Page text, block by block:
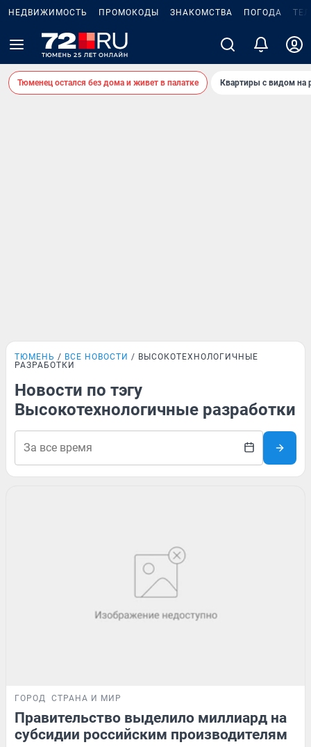
НЕДВИЖИМОСТЬ ПРОМОКОДЫ ЗНАКОМСТВА ПОГОДА
Тюменец остался без дома и живет в палатке Квартиры с видом на
ТЮМЕНЬ ВСЕ НОВОСТИ
ВЫСОКОТЕХНОЛОГИЧНЫЕ
РАЗРАБОТКИ
Новости по тэгу
Высокотехнологичные разработки
ГОРОД СТРАНА И МИР
Правительство выделило миллиард на
субсидии российским производителям